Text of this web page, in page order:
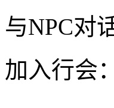
与NPC对
加入行会